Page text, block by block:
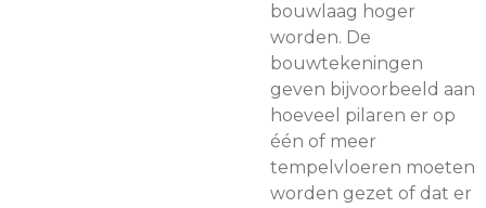
bouwlaag hoger
worden. De
bouwtekeningen
geven bijvoorbeeld aan
hoeveel pilaren er op
één of meer
tempelvloeren moeten
worden gezet of dat er